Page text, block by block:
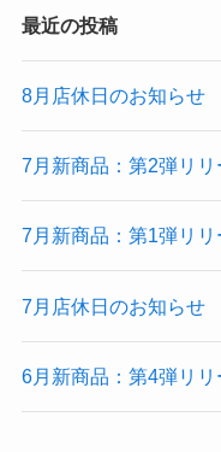
最近の投稿
8月店休日のお知らせ
7月新商品：第2弾リ
7月新商品：第1弾リ
7月店休日のお知らせ
6月新商品：第4弾リリ